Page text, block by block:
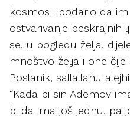
kosmos i podario da
ostvarivanje beskrajnih
se, u pogledu želja,
mnoštvo želja i one
Poslanik, sallallahu
“Kada bi sin Ademov
bi da ima još jednu, pa